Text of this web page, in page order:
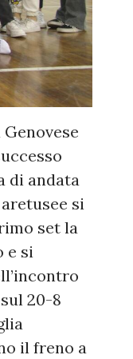
di andata
si
set la
e si
20-8
il freno a